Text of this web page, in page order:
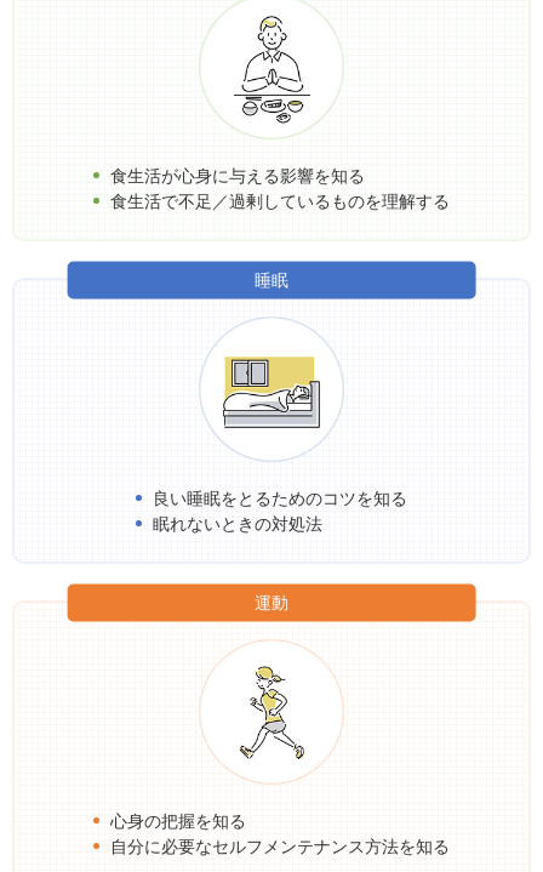
食生活が心身に与える影響を知る
食生活で不足／過剰しているものを理解する
睡眠
良い睡眠をとるためのコツを知る
眠れないときの対処法
運動
心身の把握を知る
自分に必要なセルフメンテナンス方法を知る